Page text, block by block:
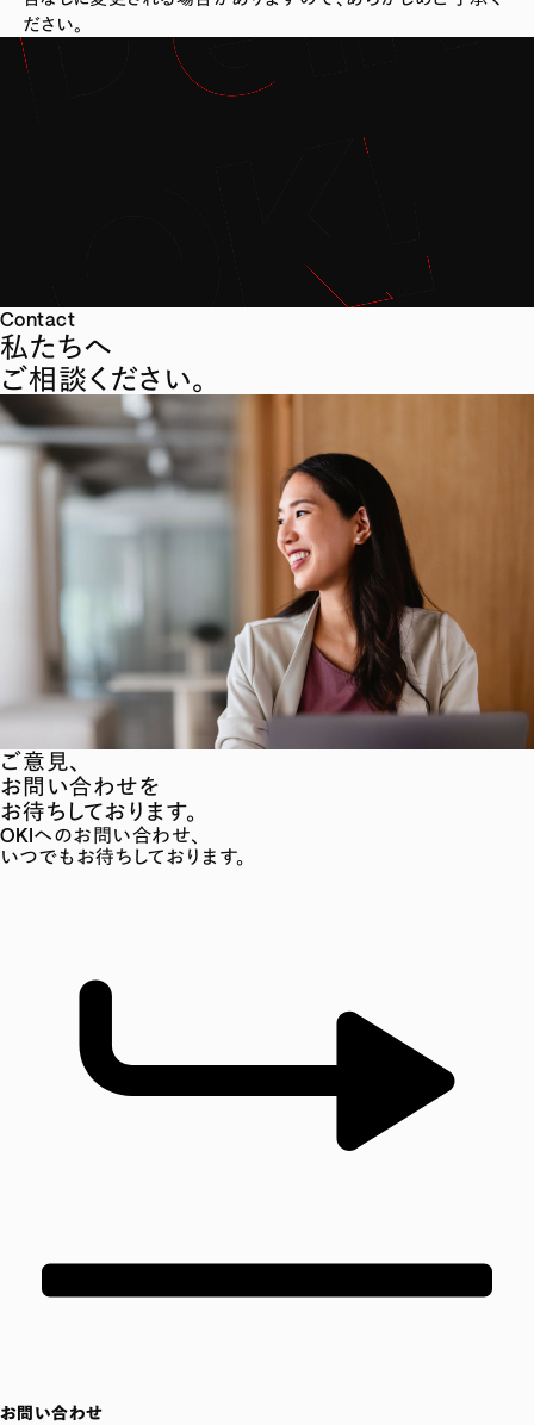
ださい。
Contact
私たちへ
ご相談ください。
ご意見、
お問い合わせを
お待ちしております。
OKIへのお問い合わせ、
いつでもお待ちしております。
お問い合わせ